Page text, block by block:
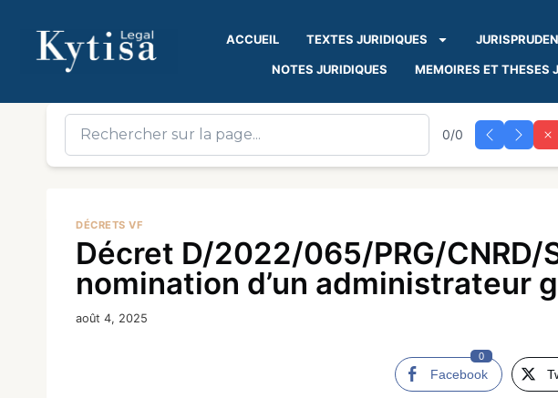
ACCUEIL TEXTES JURIDIQUES
NOTES JURIDIQUES MEMOIRES ET THESES
0/0
DÉCRETS VF
Décret D/2022/065/PRG/
nomination d’un administrateur
août 4, 2025
Facebook
0